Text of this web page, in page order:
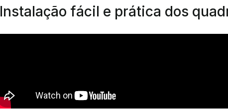
Instalação fácil e prática dos